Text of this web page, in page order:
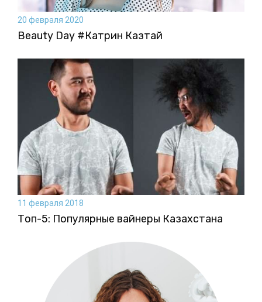
20 февраля 2020
Beauty Day #Катрин Казтай
11 февраля 2018
Топ-5: Популярные вайнеры Казахстана